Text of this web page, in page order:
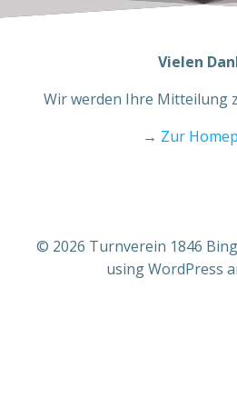
Vielen
Wir werden Ihre Mitteilung
→ Zur
© 2026 Turnverein 1846
using WordPress